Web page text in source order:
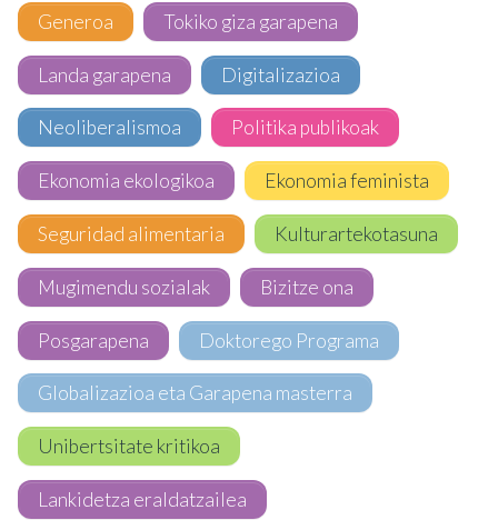
Generoa Tokiko giza garapena
Landa garapena Digitalizazioa
Neoliberalismoa Politika publikoak
Ekonomia ekologikoa Ekonomia feminista
Seguridad alimentaria Kulturartekotasuna
Mugimendu sozialak Bizitze ona
Posgarapena Doktorego Programa
Globalizazioa eta Garapena masterra
Unibertsitate kritikoa
Lankidetza eraldatzailea